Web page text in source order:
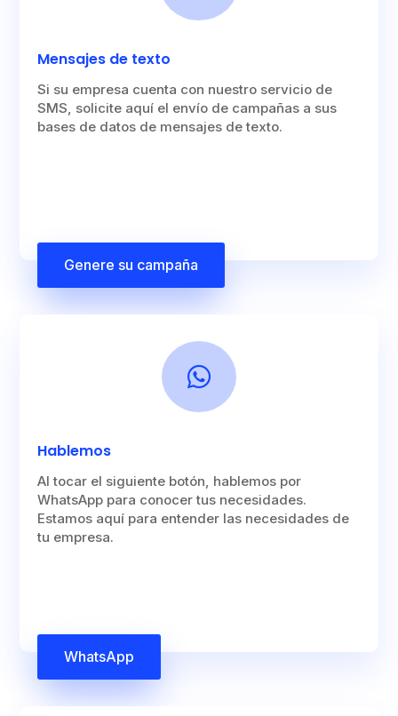
Mensajes de texto
Si su empresa cuenta con nuestro servicio de
SMS, solicite aquí el envío de campañas a sus
bases de datos de mensajes de texto.
Genere su campaña

Hablemos
Al tocar el siguiente botón, hablemos por
WhatsApp para conocer tus necesidades.
Estamos aquí para entender las necesidades de
tu empresa.
WhatsApp